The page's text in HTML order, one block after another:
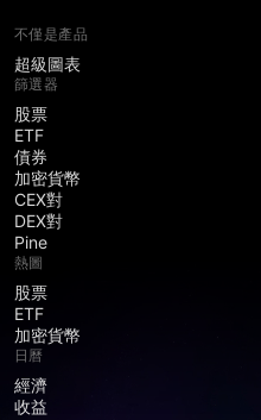
不僅是產品
超級圖表
篩選器
股票
ETF
債券
加密貨幣
CEX對
DEX對
Pine
熱圖
股票
ETF
加密貨幣
日曆
經濟
收益